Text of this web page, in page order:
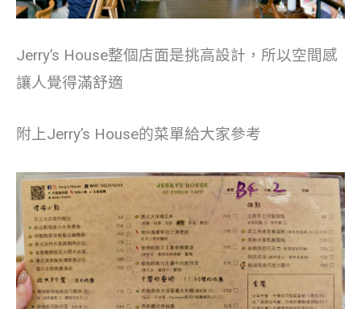
Jerry’s House整個店面是挑高設計，所以空間感
讓人覺得滿舒適
附上Jerry’s House的菜單給大家參考